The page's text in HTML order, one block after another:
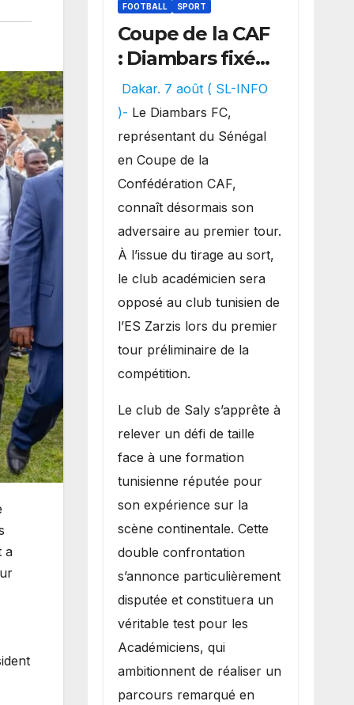
a
FOOTBALL SPORT
Coupe de la CAF
: Diambars fixé
sur son destin
africain, l’ES
Zarzis sera son
premier
obstacle.
Dakar. 7 août ( SL-INFO
)- Le Diambars FC,
représentant du Sénégal
en Coupe de la
Confédération CAF,
connaît désormais son
adversaire au premier tour.
À l’issue du tirage au sort,
le club académicien sera
opposé au club tunisien de
l’ES Zarzis lors du premier
tour préliminaire de la
compétition.
Le club de Saly s’apprête à
relever un défi de taille
face à une formation
tunisienne réputée pour
son expérience sur la
scène continentale. Cette
double confrontation
s’annonce particulièrement
disputée et constituera un
véritable test pour les
Académiciens, qui
ambitionnent de réaliser un
parcours remarqué en